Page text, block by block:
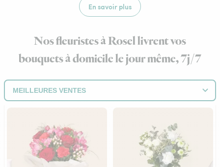
En savoir plus
Nos fleuristes à Rosel livrent vos
bouquets à domicile le jour même, 7j/7